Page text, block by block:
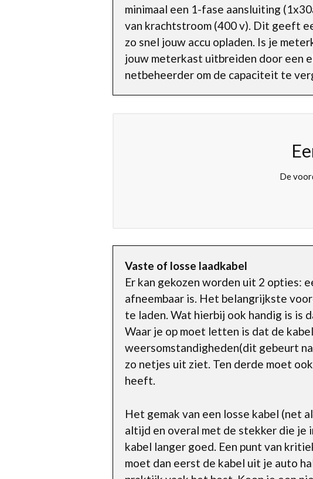
minimaal een 1-fase aansluiting
van krachtstroom (400 v). Dit geeft
zo snel jouw accu opladen. Is je
jouw meterkast uitbreiden door een
netbeheerder om de capaciteit te
De
Vaste of losse laadkabel
Er kan gekozen worden uit 2 opties:
afneembaar is. Het belangrijkste
te laden. Wat hierbij ook handig is is
Waar je op moet letten is dat de
weersomstandigheden(dit gebeurt
zo netjes uit ziet. Ten derde moet
heeft.
Het gemak van een losse kabel (net
altijd en overal met de stekker die je
kabel langer goed. Een punt van
moet dan eerst de kabel uit je auto